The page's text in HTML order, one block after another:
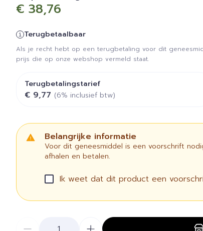
€ 38,76
Terugbetaalbaar
Als je recht hebt op een terugbetaling voor dit
prijs die op onze webshop vermeld staat.
Terugbetalingstarief
€ 9,77 (6% inclusief btw)
Belangrijke informatie
Voor dit geneesmiddel is een voorschrift
afhalen en betalen.
Ik weet dat dit product een